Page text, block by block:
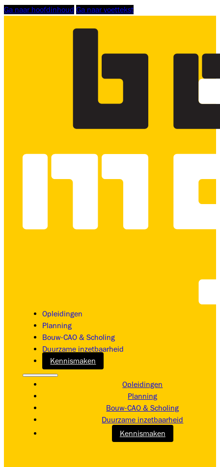
Ga naar hoofdinhoud Ga naar voettekst
Opleidingen
Planning
Bouw-CAO & Scholing
Duurzame inzetbaarheid
Kennismaken
Opleidingen
Planning
Bouw-CAO & Scholing
Duurzame inzetbaarheid
Kennismaken